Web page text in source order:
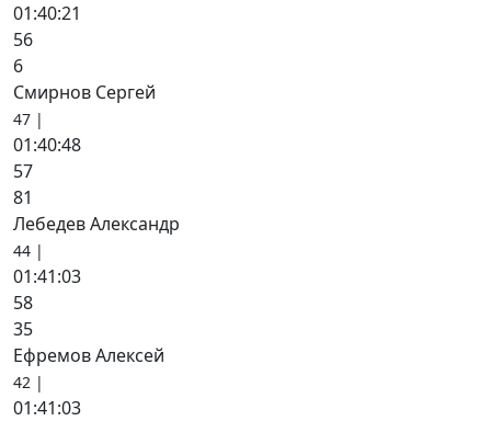
01:40:21
56
6
Смирнов Сергей
47 |
01:40:48
57
81
Лебедев Александр
44 |
01:41:03
58
35
Ефремов Алексей
42 |
01:41:03